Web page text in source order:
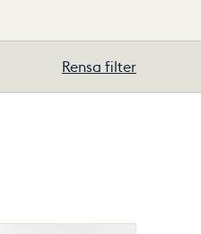
Rensa filter